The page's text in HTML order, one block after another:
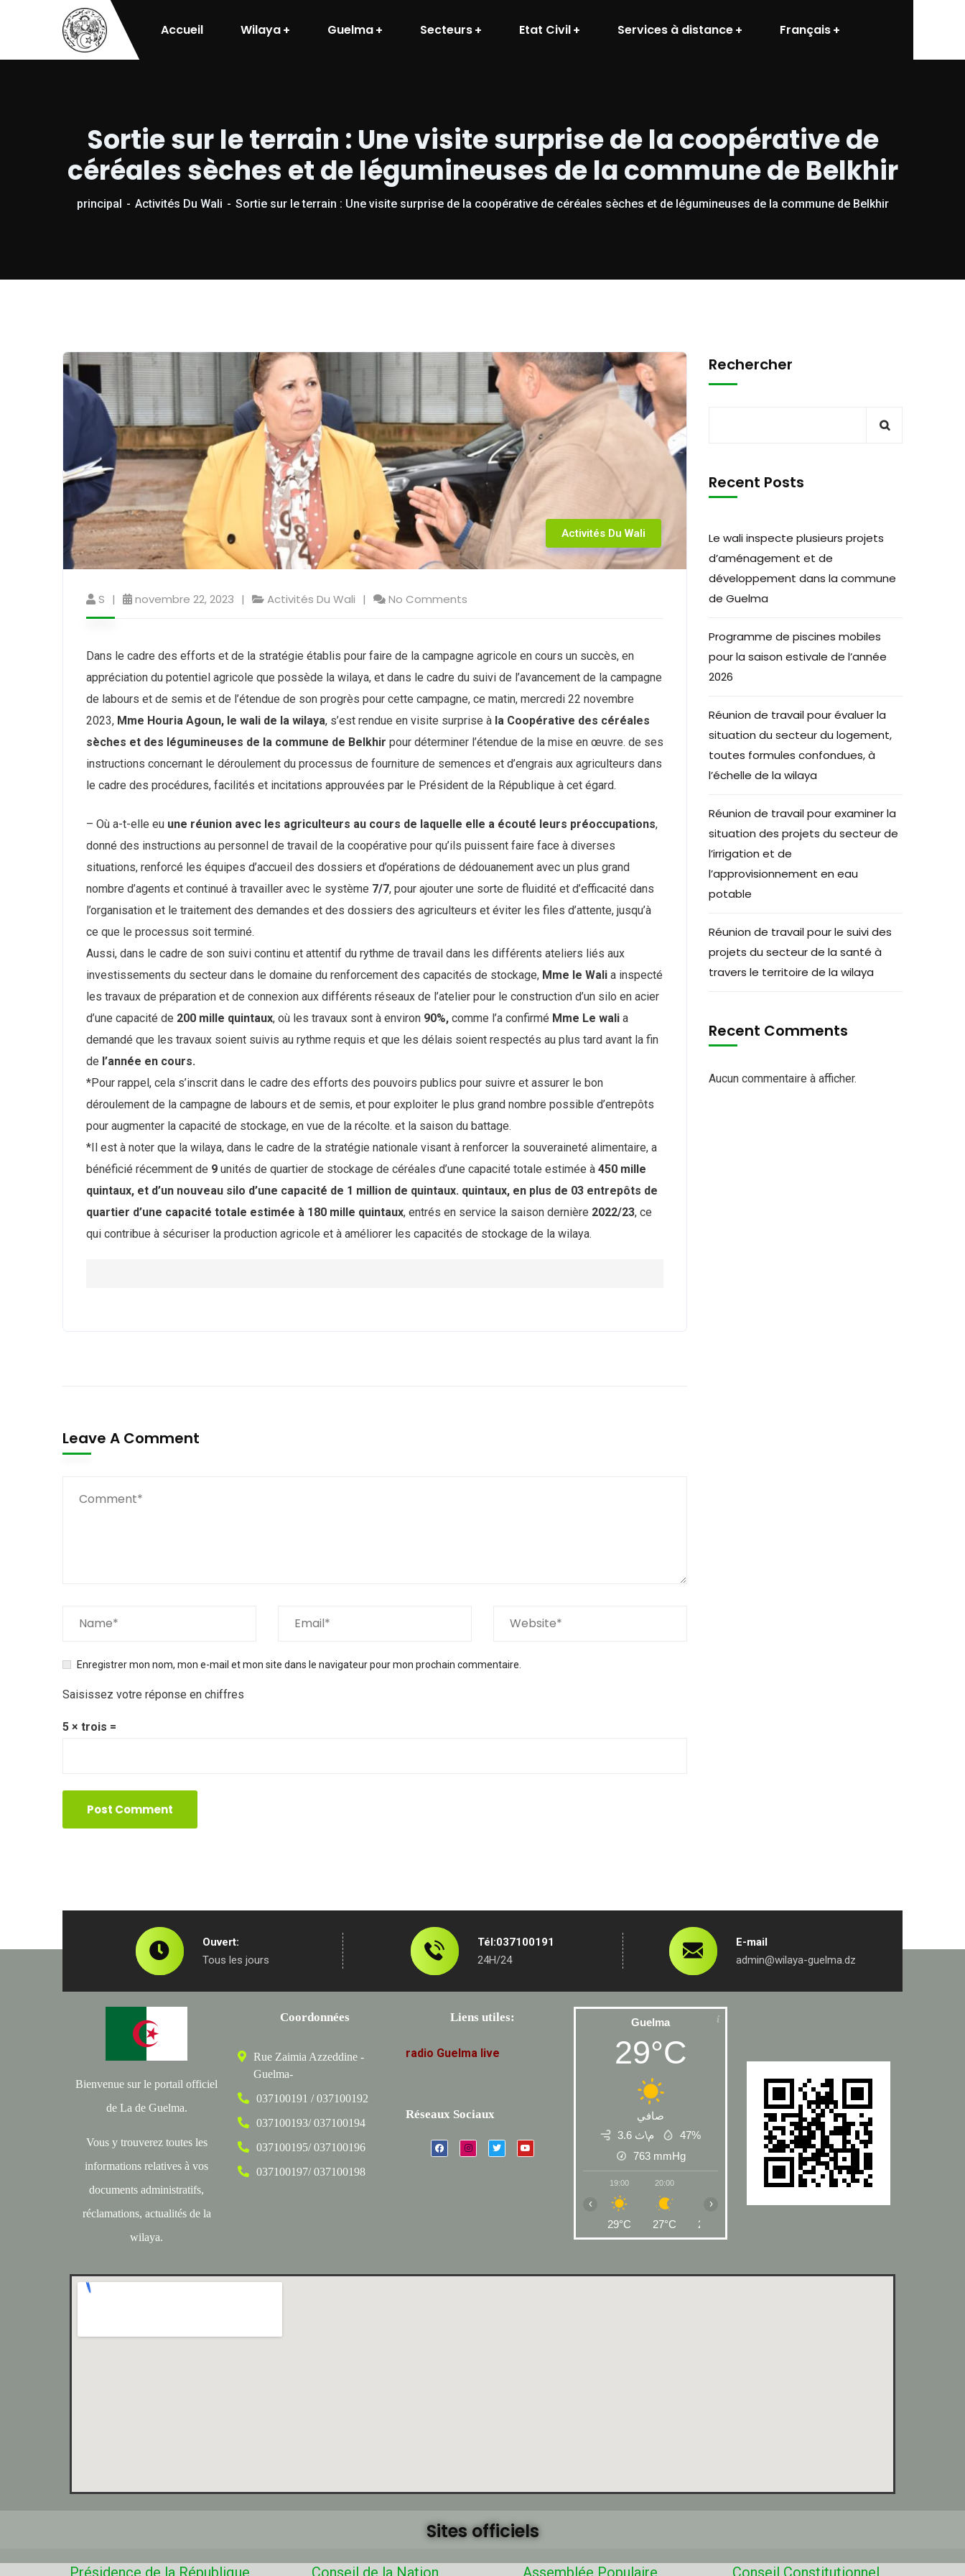
Accueil Wilaya Guelma Secteurs Etat Civil Services à distance Français
Sortie sur le terrain : Une visite surprise de la coopérative de
céréales sèches et de légumineuses de la commune de Belkhir
principal Activités Du Wali Sortie sur le terrain : Une visite surprise de la coopérative de céréales sèches et de légumineuses de la commune de Belkhir
Activités Du Wali
S novembre 22, 2023 Activités Du Wali No Comments
Dans le cadre des efforts et de la stratégie établis pour faire de la campagne agricole en cours un succès, en
appréciation du potentiel agricole que possède la wilaya, et dans le cadre du suivi de l’avancement de la campagne
de labours et de semis et de l’étendue de son progrès pour cette campagne, ce matin, mercredi 22 novembre
2023, Mme Houria Agoun, le wali de la wilaya, s’est rendue en visite surprise à la Coopérative des céréales
sèches et des légumineuses de la commune de Belkhir pour déterminer l’étendue de la mise en œuvre. de ses
instructions concernant le déroulement du processus de fourniture de semences et d’engrais aux agriculteurs dans
le cadre des procédures, facilités et incitations approuvées par le Président de la République à cet égard.
– Où a-t-elle eu une réunion avec les agriculteurs au cours de laquelle elle a écouté leurs préoccupations,
donné des instructions au personnel de travail de la coopérative pour qu’ils puissent faire face à diverses
situations, renforcé les équipes d’accueil des dossiers et d’opérations de dédouanement avec un plus grand
nombre d’agents et continué à travailler avec le système 7/7, pour ajouter une sorte de fluidité et d’efficacité dans
l’organisation et le traitement des demandes et des dossiers des agriculteurs et éviter les files d’attente, jusqu’à
ce que le processus soit terminé.
Aussi, dans le cadre de son suivi continu et attentif du rythme de travail dans les différents ateliers liés aux
investissements du secteur dans le domaine du renforcement des capacités de stockage, Mme le Wali a inspecté
les travaux de préparation et de connexion aux différents réseaux de l’atelier pour le construction d’un silo en acier
d’une capacité de 200 mille quintaux, où les travaux sont à environ 90%, comme l’a confirmé Mme Le wali a
demandé que les travaux soient suivis au rythme requis et que les délais soient respectés au plus tard avant la fin
de l’année en cours.
*Pour rappel, cela s’inscrit dans le cadre des efforts des pouvoirs publics pour suivre et assurer le bon
déroulement de la campagne de labours et de semis, et pour exploiter le plus grand nombre possible d’entrepôts
pour augmenter la capacité de stockage, en vue de la récolte. et la saison du battage.
*Il est à noter que la wilaya, dans le cadre de la stratégie nationale visant à renforcer la souveraineté alimentaire, a
bénéficié récemment de 9 unités de quartier de stockage de céréales d’une capacité totale estimée à 450 mille
quintaux, et d’un nouveau silo d’une capacité de 1 million de quintaux. quintaux, en plus de 03 entrepôts de
quartier d’une capacité totale estimée à 180 mille quintaux, entrés en service la saison dernière 2022/23, ce
qui contribue à sécuriser la production agricole et à améliorer les capacités de stockage de la wilaya.
Leave A Comment
Enregistrer mon nom, mon e-mail et mon site dans le navigateur pour mon prochain commentaire.
Saisissez votre réponse en chiffres
5 × trois =
Rechercher
Recent Posts
Le wali inspecte plusieurs projets
d’aménagement et de
développement dans la commune
de Guelma
Programme de piscines mobiles
pour la saison estivale de l’année
2026
Réunion de travail pour évaluer la
situation du secteur du logement,
toutes formules confondues, à
l’échelle de la wilaya
Réunion de travail pour examiner la
situation des projets du secteur de
l’irrigation et de
l’approvisionnement en eau
potable
Réunion de travail pour le suivi des
projets du secteur de la santé à
travers le territoire de la wilaya
Recent Comments
Aucun commentaire à afficher.
Ouvert:
Tous les jours
Tél:037100191
24H/24
E-mail
admin@wilaya-guelma.dz
Bienvenue sur le portail officiel
de La de Guelma.
Vous y trouverez toutes les
informations relatives à vos
documents administratifs,
réclamations, actualités de la
wilaya.
Coordonnées
Rue Zaimia Azzeddine -
Guelma-
037100191 / 037100192
037100193/ 037100194
037100195/ 037100196
037100197/ 037100198
Liens utiles:
radio Guelma live
Réseaux Sociaux
Guelma
29°C
صافي
3.6 م\ث
47%
763 mmHg
19:00
29°C
20:00
27°C 26°C
00:00
‹ ›
Sites officiels